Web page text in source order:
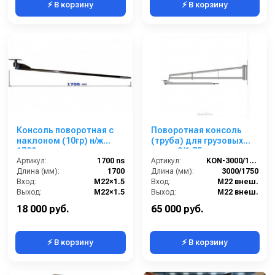
⚡ В корзину ⚡ В корзину
Консоль поворотная с
наклоном (10гр) н/ж
1700мм
Артикул:
1700 ns
Длина (мм):
1700
Вход:
M22×1.5
Выход:
M22×1.5
18 000 руб.
⚡ В корзину
Поворотная консоль
(труба) для грузовых
моек, 3/1.75 м, нерж.
сталь
Артикул:
KON-3000/1750
Длина (мм):
3000/1750
Вход:
M22 внеш.
Выход:
M22 внеш.
Страна-производитель:
65 000 руб.
⚡ В корзину